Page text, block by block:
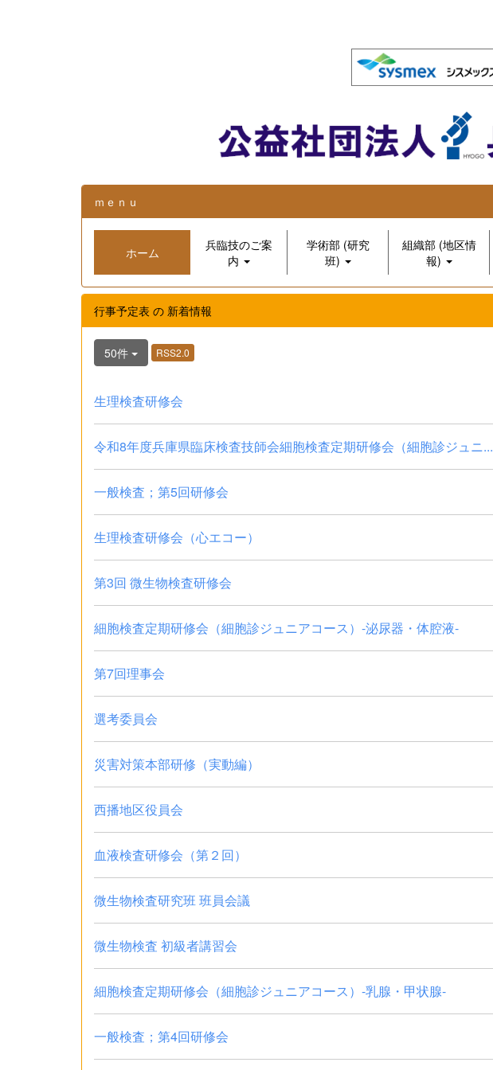
ｍｅｎｕ
ホーム
兵臨技のご案
内
学術部 (研究
班)
組織部 (地区情
報)
行事予定表 の 新着情報
50件 RSS2.0
生理検査研修会
令和8年度兵庫県臨床検査技師会細胞検査定期研修会（細胞診ジュニ...
一般検査；第5回研修会
生理検査研修会（心エコー）
第3回 微生物検査研修会
細胞検査定期研修会（細胞診ジュニアコース）-泌尿器・体腔液-
第7回理事会
選考委員会
災害対策本部研修（実動編）
西播地区役員会
血液検査研修会（第２回）
微生物検査研究班 班員会議
微生物検査 初級者講習会
細胞検査定期研修会（細胞診ジュニアコース）-乳腺・甲状腺-
一般検査；第4回研修会